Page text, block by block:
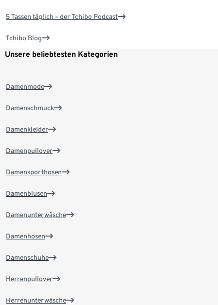
5 Tassen täglich – der Tchibo Podcast
Tchibo Blog
Unsere beliebtesten Kategorien
Damenmode
Damenschmuck
Damenkleider
Damenpullover
Damensporthosen
Damenblusen
Damenunterwäsche
Damenhosen
Damenschuhe
Herrenpullover
Herrenunterwäsche